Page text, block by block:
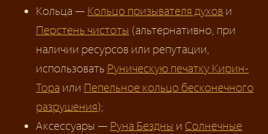
Кольца — Кольцо призывателя духов и
Перстень чистоты (альтернативно, при
наличии ресурсов или репутации,
использовать Руническую печатку Кирин-
Тора или Пепельное кольцо бесконечного
разрушения);
Аксессуары — Руна Бездны и Солнечные